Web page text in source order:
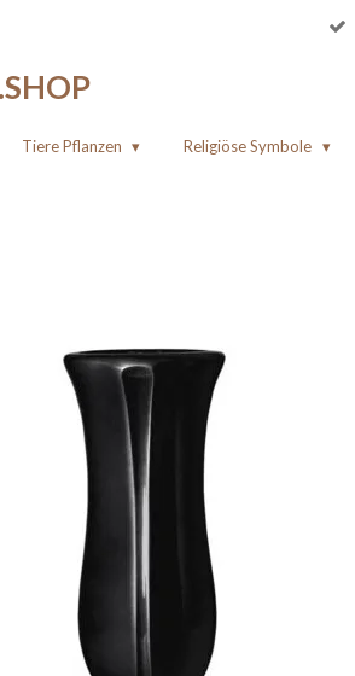
Tiere Pflanzen Religiöse Symbole